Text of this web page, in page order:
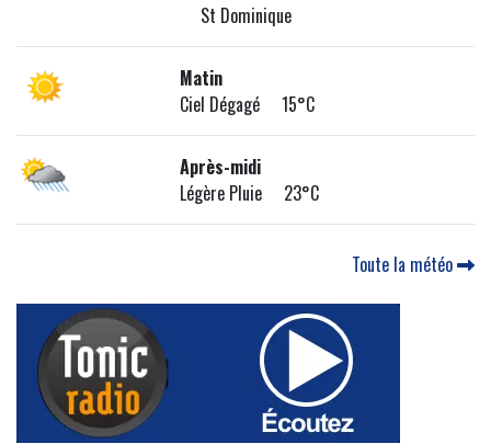
St Dominique
Matin
Ciel Dégagé 15°C
Après-midi
Légère Pluie 23°C
Toute la météo